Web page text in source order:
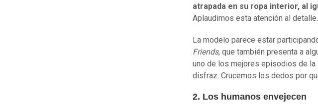
atrapada en su ropa interior, al
Aplaudimos esta atención al detalle.
La modelo parece estar
Friends, que también presenta a
uno de los mejores episodios de
disfraz. Crucemos los dedos por
2. Los humanos envejecen